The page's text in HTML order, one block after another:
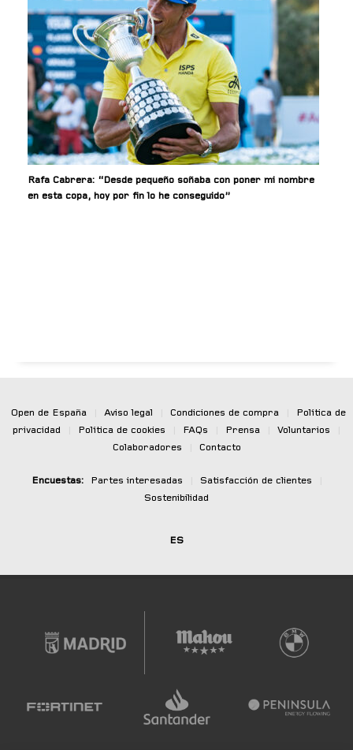
Rafa Cabrera: “Desde pequeño soñaba con poner mi nombre
en esta copa, hoy por fin lo he conseguido”
Open de España Aviso legal Condiciones de compra
Política de
privacidad
Política de cookies FAQs Prensa Voluntarios
Colaboradores
Contacto
Encuestas: Partes interesadas Satisfacción de clientes
Sostenibilidad
ES